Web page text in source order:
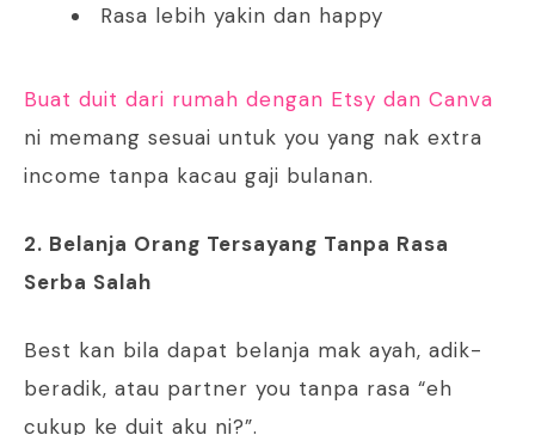
Rasa lebih yakin dan happy
Buat duit dari rumah dengan Etsy dan Canva
ni memang sesuai untuk you yang nak extra
income tanpa kacau gaji bulanan.
2. Belanja Orang Tersayang Tanpa Rasa
Serba Salah
Best kan bila dapat belanja mak ayah, adik-
beradik, atau partner you tanpa rasa “eh
cukup ke duit aku ni?”.